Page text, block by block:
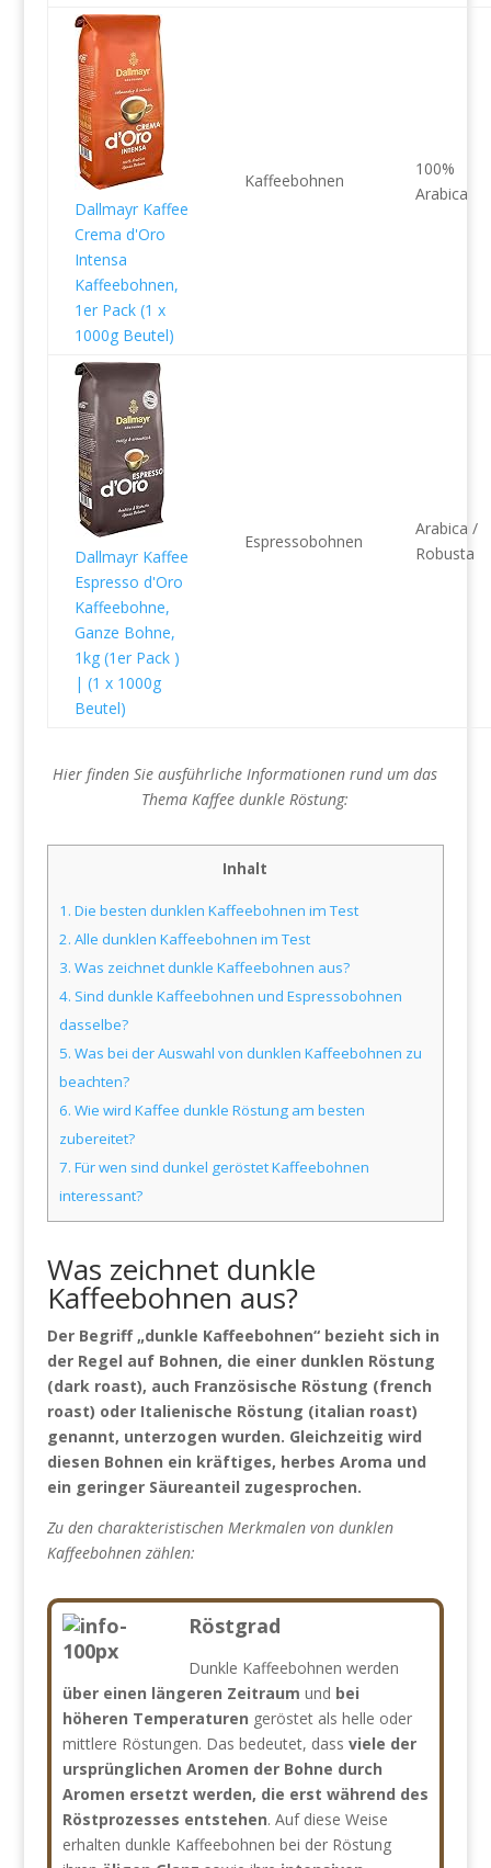
Dallmayr Kaffee
Crema d'Oro
Intensa
Kaffeebohnen,
1er Pack (1 x
1000g Beutel)
Kaffeebohnen
100%
Arabica
Dallmayr Kaffee
Espresso d'Oro
Kaffeebohne,
Ganze Bohne,
1kg (1er Pack )
| (1 x 1000g
Beutel)
Espressobohnen
Arabica /
Robusta
Hier finden Sie ausführliche Informationen rund um das
Thema Kaffee dunkle Röstung:
Inhalt
1. Die besten dunklen Kaffeebohnen im Test
2. Alle dunklen Kaffeebohnen im Test
3. Was zeichnet dunkle Kaffeebohnen aus?
4. Sind dunkle Kaffeebohnen und Espressobohnen
dasselbe?
5. Was bei der Auswahl von dunklen Kaffeebohnen zu
beachten?
6. Wie wird Kaffee dunkle Röstung am besten
zubereitet?
7. Für wen sind dunkel geröstet Kaffeebohnen
interessant?
Was zeichnet dunkle
Kaffeebohnen aus?
Der Begriff „dunkle Kaffeebohnen“ bezieht sich in
der Regel auf Bohnen, die einer dunklen Röstung
(dark roast), auch Französische Röstung (french
roast) oder Italienische Röstung (italian roast)
genannt, unterzogen wurden. Gleichzeitig wird
diesen Bohnen ein kräftiges, herbes Aroma und
ein geringer Säureanteil zugesprochen.
Zu den charakteristischen Merkmalen von dunklen
Kaffeebohnen zählen:
Röstgrad
Dunkle Kaffeebohnen werden
über einen längeren Zeitraum und bei
höheren Temperaturen geröstet als helle oder
mittlere Röstungen. Das bedeutet, dass viele der
ursprünglichen Aromen der Bohne durch
Aromen ersetzt werden, die erst während des
Röstprozesses entstehen. Auf diese Weise
erhalten dunkle Kaffeebohnen bei der Röstung